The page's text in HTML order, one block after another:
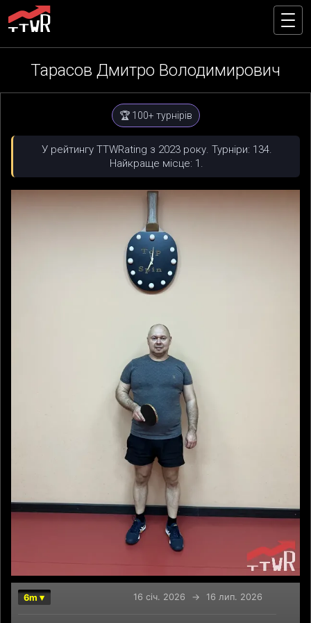
Тарасов Дмитро Володимирович
🏆 100+ турнірів
У рейтингу TTWRating з 2023 року. Турніри: 134.
Найкраще місце: 1.
Chart 16 січ. 2026 → 16 лип. 2026
6m ▾